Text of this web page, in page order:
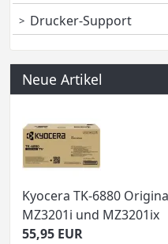
Drucker-Support
Neue Artikel
Kyocera TK-6880
MZ3201i und MZ3201ix
55,95 EUR